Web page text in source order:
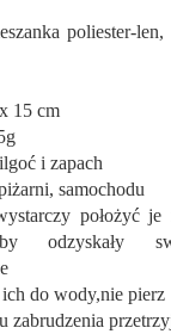
poliester-
15 cm
i zapach
samochodu
położyć
odzyskały
do wody,nie pierz
zabrudzenia